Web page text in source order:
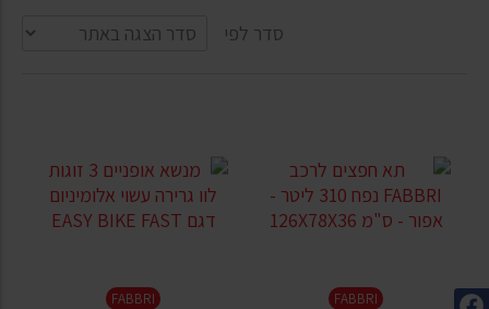
סדר לפי
FABBRI
FABBRI